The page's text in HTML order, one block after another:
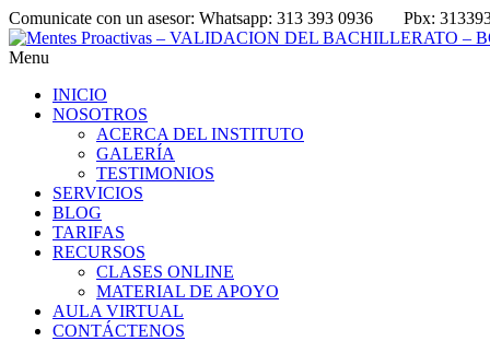
Comunicate con un asesor: Whatsapp: 313 393 0936 Pbx:
Menu
INICIO
NOSOTROS
ACERCA DEL INSTITUTO
GALERÍA
TESTIMONIOS
SERVICIOS
BLOG
TARIFAS
RECURSOS
CLASES ONLINE
MATERIAL DE APOYO
AULA VIRTUAL
CONTÁCTENOS